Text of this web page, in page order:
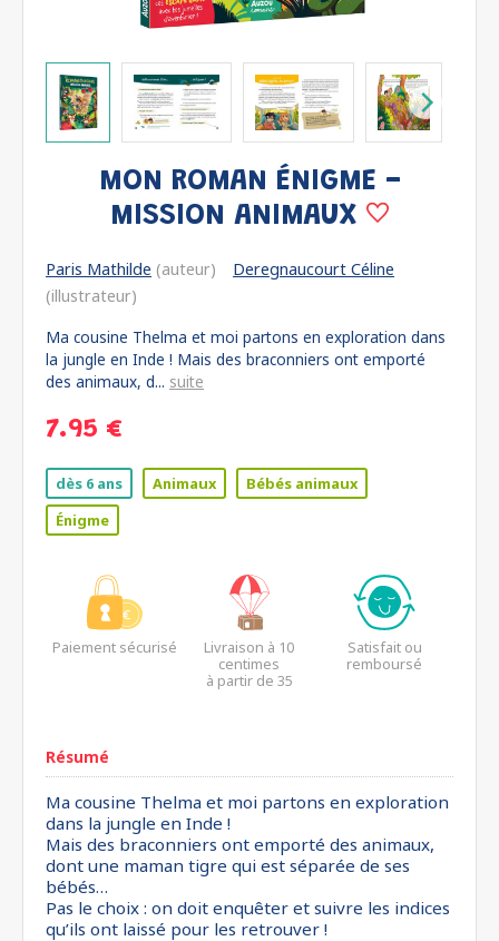
MON ROMAN ÉNIGME -
MISSION ANIMAUX
Paris Mathilde (auteur)
Deregnaucourt Céline
(illustrateur)
Ma cousine Thelma et moi partons en exploration dans
la jungle en Inde ! Mais des braconniers ont emporté
des animaux, d... suite
7.95 €
dès 6 ans Animaux
Bébés animaux
Énigme
Paiement sécurisé
Livraison à 10
centimes
à partir de 35
Satisfait ou
remboursé
Résumé
Ma cousine Thelma et moi partons en exploration
dans la jungle en Inde !
Mais des braconniers ont emporté des animaux,
dont une maman tigre qui est séparée de ses
bébés…
Pas le choix : on doit enquêter et suivre les indices
qu’ils ont laissé pour les retrouver !